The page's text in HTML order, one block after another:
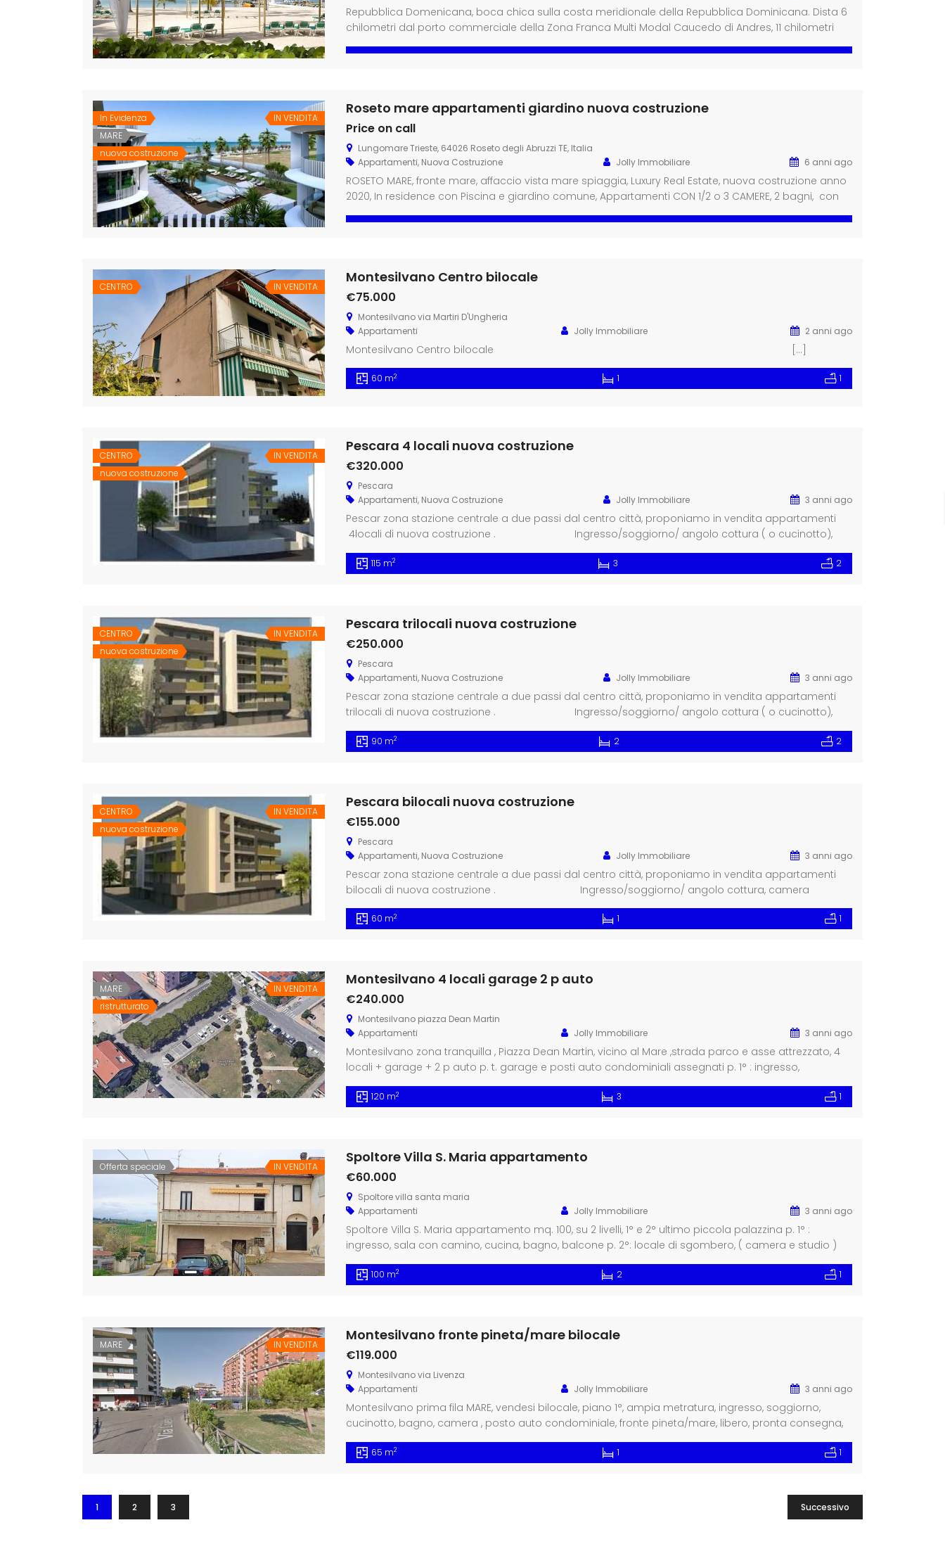
Repubblica Domenicana, boca chica sulla costa meridionale della Repubblica Dominicana. Dista 6
chilometri dal porto commerciale della Zona Franca Multi Modal Caucedo di Andres, 11 chilometri
dall’aeroporto internazionale Las Americas, 19 chilometri dall’autostrada del nord-est che collega
In Evidenza
MARE
nuova costruzione
IN VENDITA
Roseto mare appartamenti giardino nuova costruzione
Price on call
Lungomare Trieste, 64026 Roseto degli Abruzzi TE, Italia
Appartamenti, Nuova Costruzione Jolly Immobiliare 6 anni ago
ROSETO MARE, fronte mare, affaccio vista mare spiaggia, Luxury Real Estate, nuova costruzione anno
2020, In residence con Piscina e giardino comune, Appartamenti CON 1/2 o 3 CAMERE, 2 bagni, con
Giardino privato indipendenti, Bilocali con giardino a partire da € 161.000 Trilocali con giardino a
CENTRO IN VENDITA
Montesilvano Centro bilocale
€75.000
Montesilvano via Martiri D'Ungheria
Appartamenti
Jolly Immobiliare 2 anni ago
Montesilvano Centro bilocale […]
60 m2 1 1
CENTRO
nuova costruzione
IN VENDITA
Pescara 4 locali nuova costruzione
€320.000
Pescara
Appartamenti, Nuova Costruzione Jolly Immobiliare 3 anni ago
Pescar zona stazione centrale a due passi dal centro città, proponiamo in vendita appartamenti
4locali di nuova costruzione . Ingresso/soggiorno/ angolo cottura ( o cucinotto),
camera matrimoniale, 2 camerette, 2 bagni, terrazzo. […]
115 m2 3 2
CENTRO
nuova costruzione
IN VENDITA
Pescara trilocali nuova costruzione
€250.000
Pescara
Appartamenti, Nuova Costruzione Jolly Immobiliare 3 anni ago
Pescar zona stazione centrale a due passi dal centro città, proponiamo in vendita appartamenti
trilocali di nuova costruzione . Ingresso/soggiorno/ angolo cottura ( o cucinotto),
90 m2 2 2
CENTRO
nuova costruzione
IN VENDITA
Pescara bilocali nuova costruzione
€155.000
Pescara
Appartamenti, Nuova Costruzione Jolly Immobiliare 3 anni ago
Pescar zona stazione centrale a due passi dal centro città, proponiamo in vendita appartamenti
bilocali di nuova costruzione . Ingresso/soggiorno/ angolo cottura, camera
matrimoniale, bagno, terrazzo. […]
60 m2 1 1
MARE
ristrutturato
IN VENDITA
Montesilvano 4 locali garage 2 p auto
€240.000
Montesilvano piazza Dean Martin
Appartamenti
Jolly Immobiliare 3 anni ago
Montesilvano zona tranquilla , Piazza Dean Martin, vicino al Mare ,strada parco e asse attrezzato, 4
locali + garage + 2 p auto p. t. garage e posti auto condominiali assegnati p. 1° : ingresso,
soggiorno, cucina grande abitabile, terrazzo 2 camere + cameretta, 1 bagno doppio, ripostiglio,
balcone e terrazzo ottime condizioni, ultimati lavori […]
120 m2 3 1
Offerta speciale IN VENDITA
Spoltore Villa S. Maria appartamento
€60.000
Spoltore villa santa maria
Appartamenti
Jolly Immobiliare 3 anni ago
Spoltore Villa S. Maria appartamento mq. 100, su 2 livelli, 1° e 2° ultimo piccola palazzina p. 1° :
ingresso, sala con camino, cucina, bagno, balcone p. 2°: locale di sgombero, ( camera e studio )
tetto rifatto nuovo, ottime condizioni, cl. en. F ipe 160 libero, pronta consegna (documentazione da
sistemare ) € 60.000 […]
100 m2 2 1
MARE IN VENDITA
Montesilvano fronte pineta/mare bilocale
€119.000
Montesilvano via Livenza
Appartamenti
Jolly Immobiliare 3 anni ago
Montesilvano prima fila MARE, vendesi bilocale, piano 1°, ampia metratura, ingresso, soggiorno,
cucinotto, bagno, camera , posto auto condominiale, fronte pineta/mare, libero, pronta consegna,
65 m2 1 1
1 2 3 Successivo